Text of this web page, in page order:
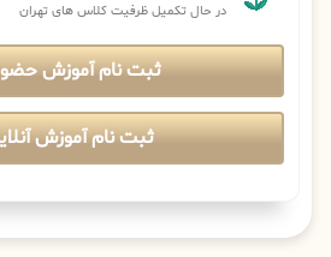
در حال تکمیل ظرفیت کلاس های تهران
ثبت نام آموزش
ثبت نام آموزش